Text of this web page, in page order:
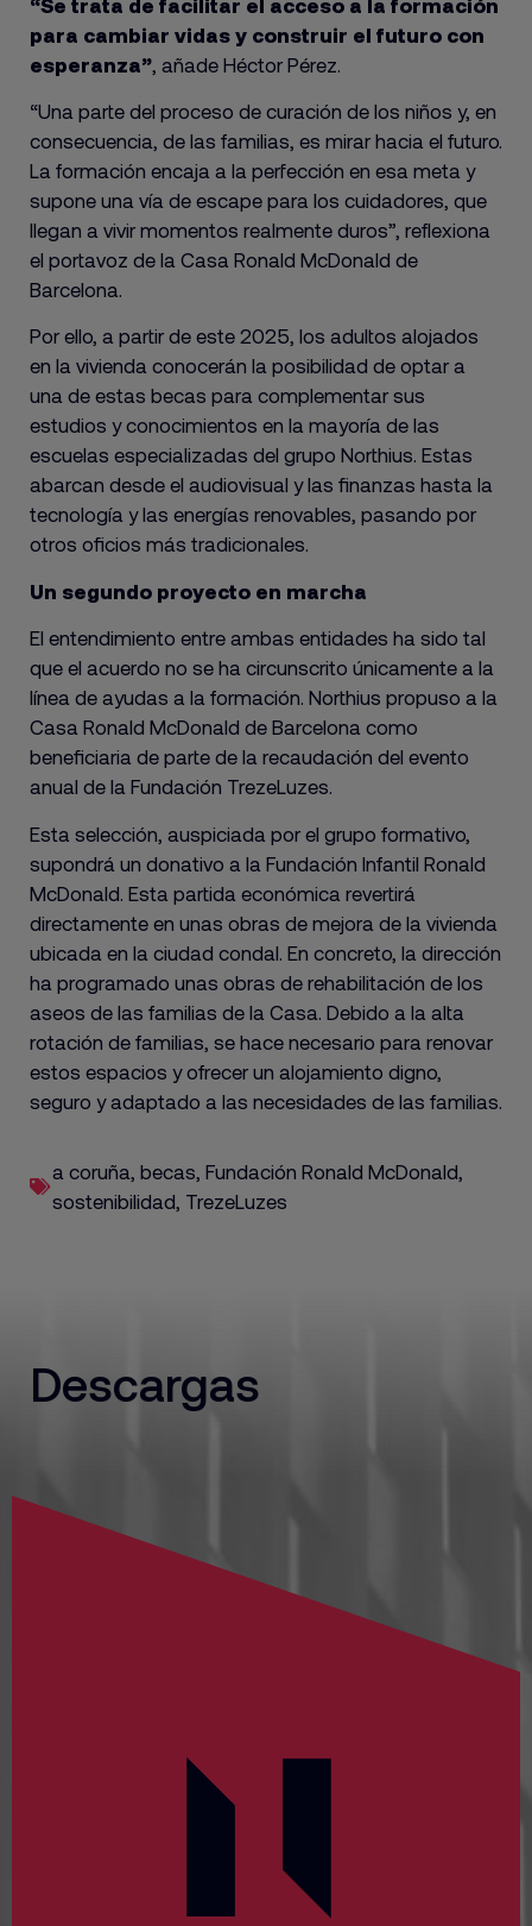
para cambiar vidas y construir el futuro con
esperanza” , añade Héctor Pérez.
“Una parte del proceso de curación de los niños y, en
consecuencia, de las familias, es mirar hacia el futuro.
La formación encaja a la perfección en esa meta y
supone una vía de escape para los cuidadores, que
llegan a vivir momentos realmente duros”, reflexiona
el portavoz de la Casa Ronald McDonald de
Barcelona.
Por ello, a partir de este 2025, los adultos alojados
en la vivienda conocerán la posibilidad de optar a
una de estas becas para complementar sus
estudios y conocimientos en la mayoría de las
escuelas especializadas del grupo Northius. Estas
abarcan desde el audiovisual y las finanzas hasta la
tecnología y las energías renovables, pasando por
otros oficios más tradicionales.
Un segundo proyecto en marcha
El entendimiento entre ambas entidades ha sido tal
que el acuerdo no se ha circunscrito únicamente a la
línea de ayudas a la formación. Northius propuso a la
Casa Ronald McDonald de Barcelona como
beneficiaria de parte de la recaudación del evento
anual de la Fundación TrezeLuzes.
Esta selección, auspiciada por el grupo formativo,
supondrá un donativo a la Fundación Infantil Ronald
McDonald. Esta partida económica revertirá
directamente en unas obras de mejora de la vivienda
ubicada en la ciudad condal. En concreto, la dirección
ha programado unas obras de rehabilitación de los
aseos de las familias de la Casa. Debido a la alta
rotación de familias, se hace necesario para renovar
estos espacios y ofrecer un alojamiento digno,
seguro y adaptado a las necesidades de las familias.
a coruña, becas, Fundación Ronald McDonald,
sostenibilidad, TrezeLuzes
Descargas